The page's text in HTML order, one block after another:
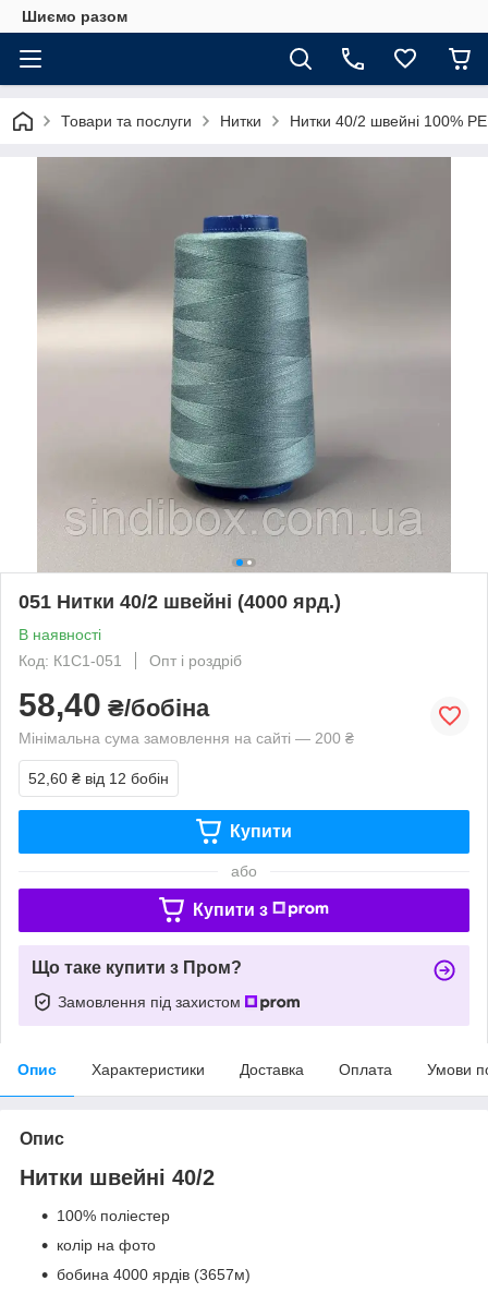
Шиємо разом
Товари та послуги Нитки Нитки 40/2 швейні 100% PE
051 Нитки 40/2 швейні (4000 ярд.)
В наявності
Код: К1С1-051
Опт і роздріб
58,40 ₴/бобіна
Мінімальна сума замовлення на сайті — 200 ₴
52,60 ₴ від 12 бобін
Купити
або
Купити з
Що таке купити з Пром?
Замовлення під захистом
Опис Характеристики Доставка Оплата Умови
Опис
Нитки швейні 40/2
100% поліестер
колір на фото
бобина 4000 ярдів (3657м)